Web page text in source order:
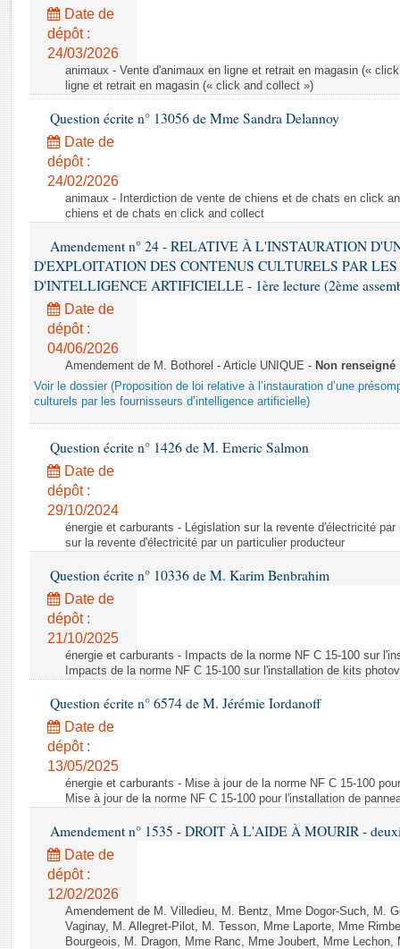
Rapports législatifs
Rapports sur l'application des lois
Baromètre de l’application des lois
Dossiers législatifs
Budget et sécurité sociale
Questions écrites et orales
Comptes rendus des débats
Date de
dépôt :
24/03/2026
animaux - Vente d'animaux en ligne et retrait en magasin («
ligne et retrait en magasin (« click and collect »)
Question écrite n° 13056 de Mme Sandra Delannoy
Date de
dépôt :
24/02/2026
animaux - Interdiction de vente de chiens et de chats en click
chiens et de chats en click and collect
Amendement n° 24 - RELATIVE À L'INSTAURATION
D'EXPLOITATION DES CONTENUS CULTURELS PAR LES
D'INTELLIGENCE ARTIFICIELLE - 1ère lecture (2ème
Date de
dépôt :
04/06/2026
Amendement de M. Bothorel - Article UNIQUE - Non renseigné
Voir le dossier (Proposition de loi relative à l’instauration d’une
culturels par les fournisseurs d’intelligence artificielle)
Question écrite n° 1426 de M. Emeric Salmon
Date de
dépôt :
29/10/2024
énergie et carburants - Législation sur la revente d'électricité
sur la revente d'électricité par un particulier producteur
Question écrite n° 10336 de M. Karim Benbrahim
Date de
dépôt :
21/10/2025
énergie et carburants - Impacts de la norme NF C 15-100 sur
Impacts de la norme NF C 15-100 sur l'installation de kits
Question écrite n° 6574 de M. Jérémie Iordanoff
Date de
dépôt :
13/05/2025
énergie et carburants - Mise à jour de la norme NF C 15-100
Mise à jour de la norme NF C 15-100 pour l'installation de
Amendement n° 1535 - DROIT À L'AIDE À MOURIR -
Date de
dépôt :
12/02/2026
Amendement de M. Villedieu, M. Bentz, Mme Dogor-Such, M.
Vaginay, M. Allegret-Pilot, M. Tesson, Mme Laporte, Mme
Bourgeois, M. Dragon, Mme Ranc, Mme Joubert, Mme